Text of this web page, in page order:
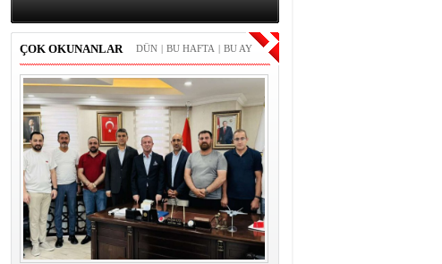
ÇOK OKUNANLAR BU AY
|
BU HAFTA
|
DÜN